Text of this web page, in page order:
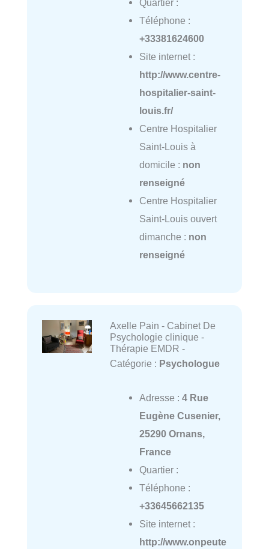
Quartier :
Téléphone :
+33381624600
Site internet :
http://www.centre-
hospitalier-saint-
louis.fr/
Centre Hospitalier
Saint-Louis à
domicile : non
renseigné
Centre Hospitalier
Saint-Louis ouvert
dimanche : non
renseigné
Axelle Pain - Cabinet De
Psychologie clinique -
Thérapie EMDR -
Catégorie : Psychologue
Adresse : 4 Rue
Eugène Cusenier,
25290 Ornans,
France
Quartier :
Téléphone :
+33645662135
Site internet :
http://www.onpeute